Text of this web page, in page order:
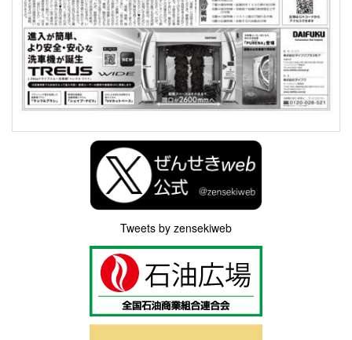
Tweets by zensekiweb